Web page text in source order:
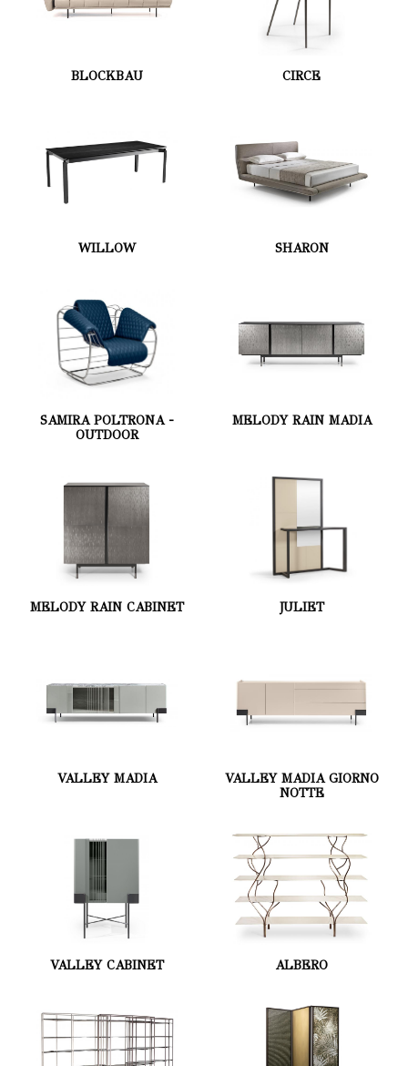
BLOCKBAU CIRCE
WILLOW SHARON
SAMIRA POLTRONA -
OUTDOOR
MELODY RAIN MADIA
MELODY RAIN CABINET JULIET
VALLEY MADIA
VALLEY MADIA GIORNO
NOTTE
VALLEY CABINET ALBERO